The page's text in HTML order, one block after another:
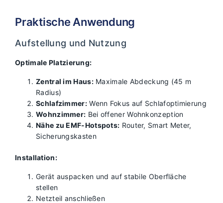
Praktische Anwendung
Aufstellung und Nutzung
Optimale Platzierung:
Zentral im Haus:Maximale Abdeckung (45 m
Radius)
Schlafzimmer:Wenn Fokus auf Schlafoptimierung
Wohnzimmer: Bei offener Wohnkonzeption
Nähe zu EMF-Hotspots: Router, Smart Meter,
Sicherungskasten
Installation:
Gerät auspacken und auf stabile Oberfläche
stellen
Netzteil anschließen